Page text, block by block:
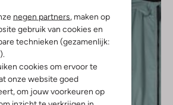
negen partners, maken op
gebruik van cookies en
technieken (gezamenlijk:
cookies om ervoor te
onze website goed
om jouw voorkeuren op